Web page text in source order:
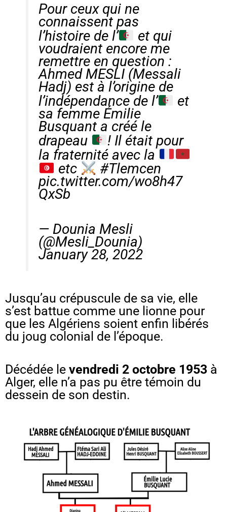
Pour ceux qui ne
connaissent pas
l’histoire de l’
et qui
voudraient encore me
remettre en question :
Ahmed MESLI (Messali
Hadj) est à l’origine de
l’indépendance de l’
et
sa femme Émilie
Busquant a créé le
drapeau
! Il était pour
la fraternité avec la
etc
#Tlemcen
pic.twitter.com/wo8h47
QxSb
— Dounia Mesli
(@Mesli_Dounia)
January 28, 2022
Jusqu’au crépuscule de sa vie, elle
s’est battue comme une lionne pour
que les Algériens soient enfin libérés
du joug colonial de l’époque.
Décédée le vendredi 2 octobre 1953 à
Alger, elle n’a pas pu être témoin du
dessein de son destin.